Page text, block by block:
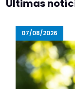
Últimas
07/08/2026